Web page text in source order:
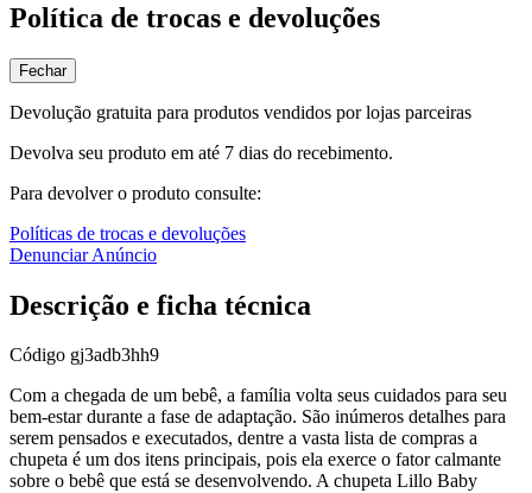
Política de trocas e devoluções
Fechar
Devolução gratuita para produtos vendidos por lojas parceiras
Devolva seu produto em até 7 dias do recebimento.
Para devolver o produto consulte:
Políticas de trocas e devoluções
Denunciar Anúncio
Descrição e ficha técnica
Código gj3adb3hh9
Com a chegada de um bebê, a família volta seus cuidados para seu
bem-estar durante a fase de adaptação. São inúmeros detalhes para
serem pensados e executados, dentre a vasta lista de compras a
chupeta é um dos itens principais, pois ela exerce o fator calmante
sobre o bebê que está se desenvolvendo. A chupeta Lillo Baby